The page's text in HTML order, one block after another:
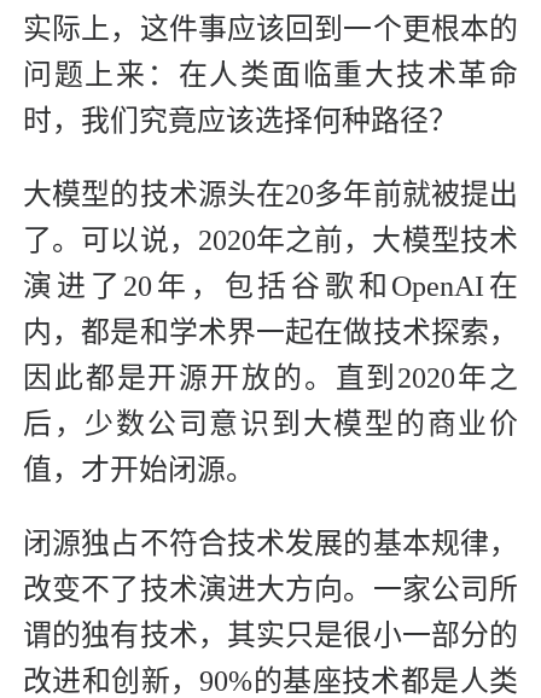
实际上，这件事应该回到一个更根本的
问题上来：在人类面临重大技术革命
时，我们究竟应该选择何种路径？
大模型的技术源头在20多年前就被提出
了。可以说，2020年之前，大模型技术
演进了20年，包括谷歌和OpenAI在
内，都是和学术界一起在做技术探索，
因此都是开源开放的。直到2020年之
后，少数公司意识到大模型的商业价
值，才开始闭源。
闭源独占不符合技术发展的基本规律，
改变不了技术演进大方向。一家公司所
谓的独有技术，其实只是很小一部分的
改进和创新，90%的基座技术都是人类